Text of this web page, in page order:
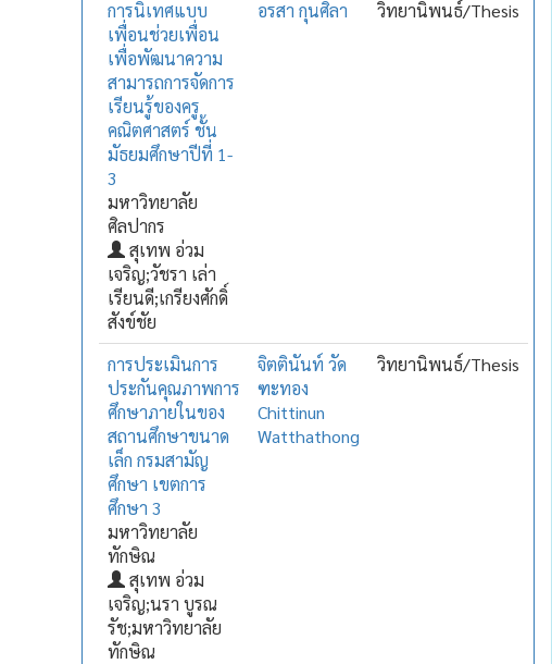
การนิเทศแบบ
เพื่อนช่วยเพื่อน
เพื่อพัฒนาความ
สามารถการจัดการ
เรียนรู้ของครู
คณิตศาสตร์ ชั้น
มัธยมศึกษาปีที่ 1-
3
มหาวิทยาลัย
ศิลปากร
สุเทพ อ่วม
เจริญ;วัชรา เล่า
เรียนดี;เกรียงศักดิ์
สังข์ชัย
อรสา กุนศิลา วิทยานิพนธ์/Thesis
การประเมินการ
ประกันคุณภาพการ
ศึกษาภายในของ
สถานศึกษาขนาด
เล็ก กรมสามัญ
ศึกษา เขตการ
ศึกษา 3
มหาวิทยาลัย
ทักษิณ
สุเทพ อ่วม
เจริญ;นรา บูรณ
รัช;มหาวิทยาลัย
ทักษิณ
จิตตินันท์ วัด
ฑะทอง
Chittinun
Watthathong
วิทยานิพนธ์/Thesis